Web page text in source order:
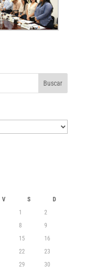
V S
D
1
2
8
9
15
16
22
23
29
30